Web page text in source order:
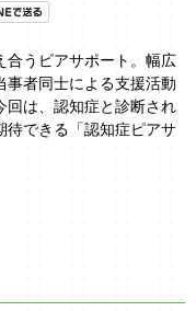
合うピアサポート。幅広
事者同士による支援活動
回は、認知症と診断され
待できる「認知症ピアサ